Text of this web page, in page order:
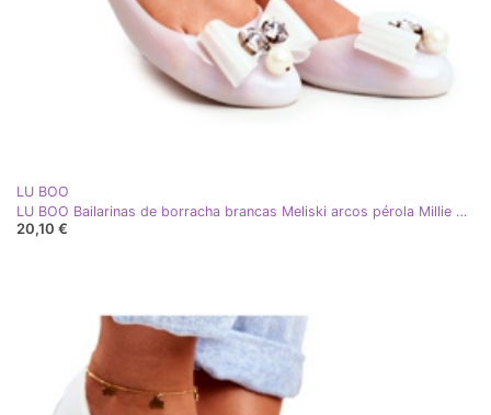
LU BOO
LU BOO Bailarinas de borracha brancas Meliski arcos pérola Millie branco
20,10 €